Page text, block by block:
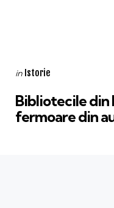
Categories
Posted
in Istorie
Bibliotecile din
fermoare din